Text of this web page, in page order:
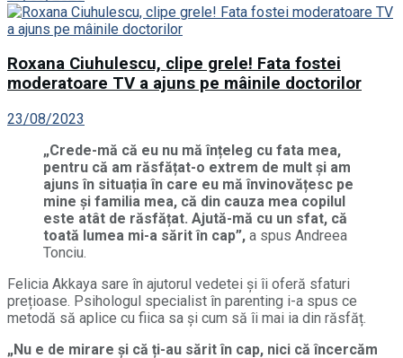
Roxana Ciuhulescu, clipe grele! Fata fostei
moderatoare TV a ajuns pe mâinile doctorilor
23/08/2023
„Crede-mă că eu nu mă înțeleg cu fata mea,
pentru că am răsfățat-o extrem de mult și am
ajuns în situația în care eu mă învinovățesc pe
mine și familia mea, că din cauza mea copilul
este atât de răsfățat. Ajută-mă cu un sfat, că
toată lumea mi-a sărit în cap”, a spus Andreea
Tonciu.
Felicia Akkaya sare în ajutorul vedetei și îi oferă sfaturi
prețioase. Psihologul specialist în parenting i-a spus ce
metodă să aplice cu fiica sa și cum să îi mai ia din răsfăț.
„Nu e de mirare și că ți-au sărit în cap, nici că încercăm